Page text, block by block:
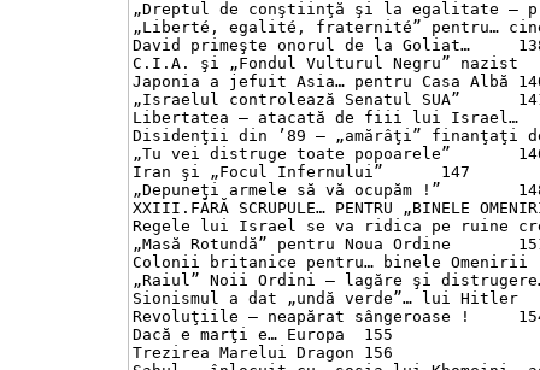
„Dreptul de conştiinţă şi la egalitate –
„Liberté, egalité, fraternité” pentru… cine
David primeşte onorul de la Goliat…	138
C.I.A. şi „Fondul Vulturul Negru” nazist	139
Japonia a jefuit Asia… pentru Casa Albă	140
„Israelul controlează Senatul SUA”	141
Libertatea – atacată de fiii lui Israel…	143
Disidenţii din ’89 – „amărâţi” finanţaţi de
„Tu vei distruge toate popoarele”	146
Iran şi „Focul Infernului”	147
„Depuneţi armele să vă ocupăm !”	148
XXIII.FĂRĂ SCRUPULE… PENTRU „BINELE OMENIRII”
Regele lui Israel se va ridica pe ruine
„Masă Rotundă” pentru Noua Ordine	151
Colonii britanice pentru… binele Omenirii	152
„Raiul” Noii Ordini – lagăre şi distrugere…
Sionismul a dat „undă verde”… lui Hitler	153
Revoluţiile – neapărat sângeroase !	154
Dacă e marţi e… Europa	155
Trezirea Marelui Dragon	156